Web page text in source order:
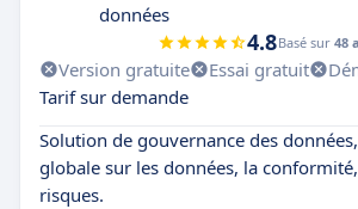
données
4.8Basé sur 48
Version gratuite Essai gratuit
Tarif sur demande
Solution de gouvernance des
globale sur les données, la
risques.